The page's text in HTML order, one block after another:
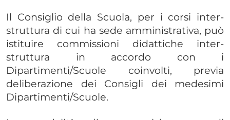
Il Consiglio della Scuola, per i corsi inter-
struttura di cui ha sede amministrativa, può
istituire commissioni didattiche inter-
struttura in accordo con i
Dipartimenti/Scuole coinvolti, previa
deliberazione dei Consigli dei medesimi
Dipartimenti/Scuole.